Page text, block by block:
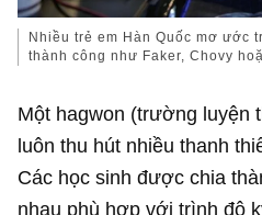
Nhiều trẻ em Hàn Quốc mơ ước
thành công như Faker, Chovy
Một hagwon (trường luyện
luôn thu hút nhiều thanh
Các học sinh được chia
nhau phù hợp với trình độ